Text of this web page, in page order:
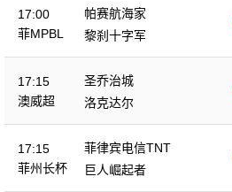
17:00
菲MPBL
帕赛航海家
黎刹十字军
17:15
澳威超
圣乔治城
洛克达尔
17:15
菲州长杯
菲律宾电信TNT
巨人崛起者